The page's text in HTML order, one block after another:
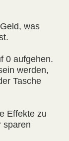
was
0 aufgehen.
werden,
Tasche
Effekte zu
sparen